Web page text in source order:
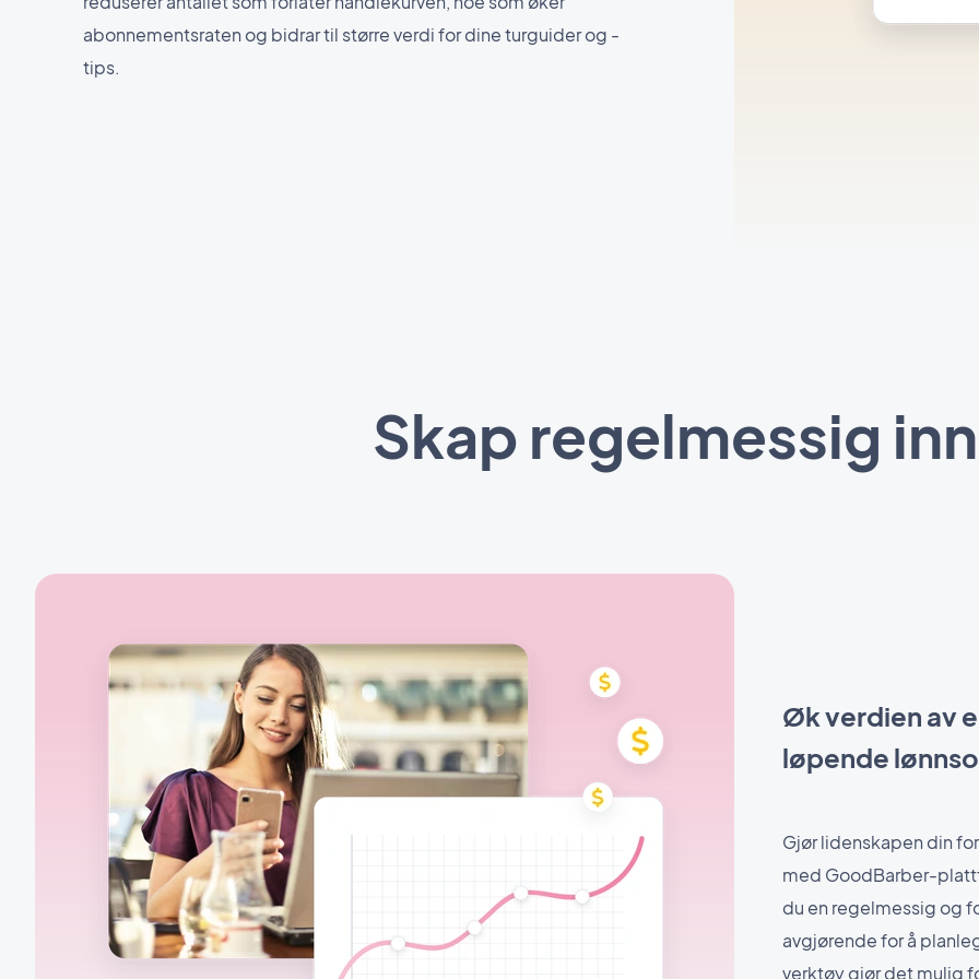
abonnementsraten og bidrar til større verdi for dine turguider og -
tips.
Skap regelmessig
Øk verdien av
løpende
Gjør lidenskapen din
med GoodBarber-
du en regelmessig og
avgjørende for å
verktøy gjør det mulig